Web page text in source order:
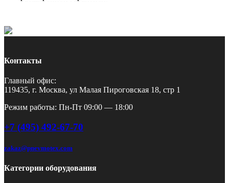
Контакты
Главный офис:
119435, г. Москва, ул Малая Пироговская 18, стр 1
Режим работы: Пн-Пт 09:00 — 18:00
+7 (495) 492-67-70
zakaz@pnevmotex.com
Категории оборудования